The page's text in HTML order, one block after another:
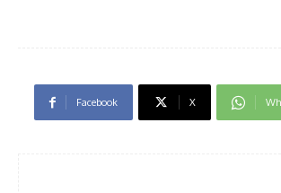
Facebook X